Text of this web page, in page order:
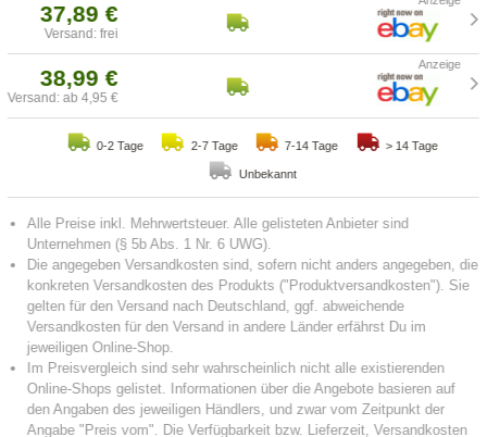
37,89 €
Versand: frei
38,99 €
Versand: ab 4,95 €
0-2 Tage 2-7 Tage 7-14 Tage > 14 Tage
Unbekannt